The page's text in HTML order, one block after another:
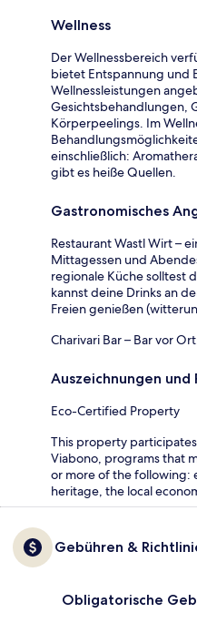
Wellness
Der Wellnessbereich
bietet Entspannung und
Wellnessleistungen
Gesichtsbehandlungen,
Körperpeelings. Im
einschließlich:
gibt es heiße Quellen.
Gastronomisches
Restaurant Wastl Wirt –
Mittagessen und
regionale Küche solltest
kannst deine Drinks an
Freien genießen
Charivari Bar – Bar vor
Auszeichnungen
Eco-Certified Property
This property
Viabono, programs that
or more of the following:
heritage, the local
Gebühren &
Obligatorische